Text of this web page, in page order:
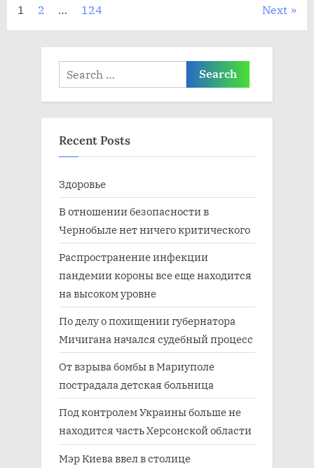
Posts
1 2 … 124 Next
Search
for:
Recent Posts
Здоровье
В отношении безопасности в
Чернобыле нет ничего критического
Распространение инфекции
пандемии короны все еще находится
на высоком уровне
По делу о похищении губернатора
Мичигана начался судебный процесс
От взрыва бомбы в Мариуполе
пострадала детская больница
Под контролем Украины больше не
находится часть Херсонской области
Мэр Киева ввел в столице